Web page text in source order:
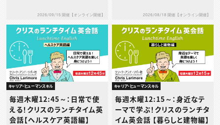
2026/09/15 開催【オンライン開催】 2026/08/18 開催【オンライン開催】
キャリア・ヒューマンスキル
毎週木曜12:45～：日常で使
える！クリスのランチタイム英
会話【ヘルスケア英語編】
キャリア・ヒューマンスキル
毎週木曜12:15～：身近なテ
ーマで学ぶ！クリスのランチタ
イム英会話 【暮らしと建物編】